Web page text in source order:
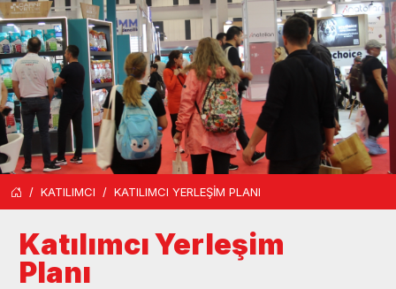
KATILIMCI KATILIMCI YERLEŞİM PLANI
Katılımcı Yerleşim
Planı